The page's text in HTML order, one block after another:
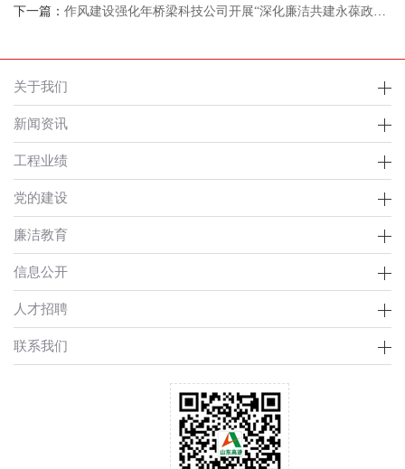
下一篇： 作风建设强化年桥梁科技公司开展“深化廉洁共建永葆政治本色”主题党日活动
关于我们
新闻资讯
工程业绩
党的建设
廉洁教育
信息公开
人才招聘
联系我们